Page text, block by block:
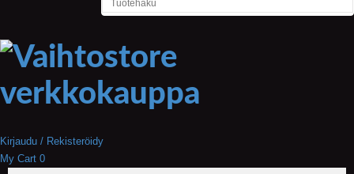
Kirjaudu / Rekisteröidy
My Cart 0